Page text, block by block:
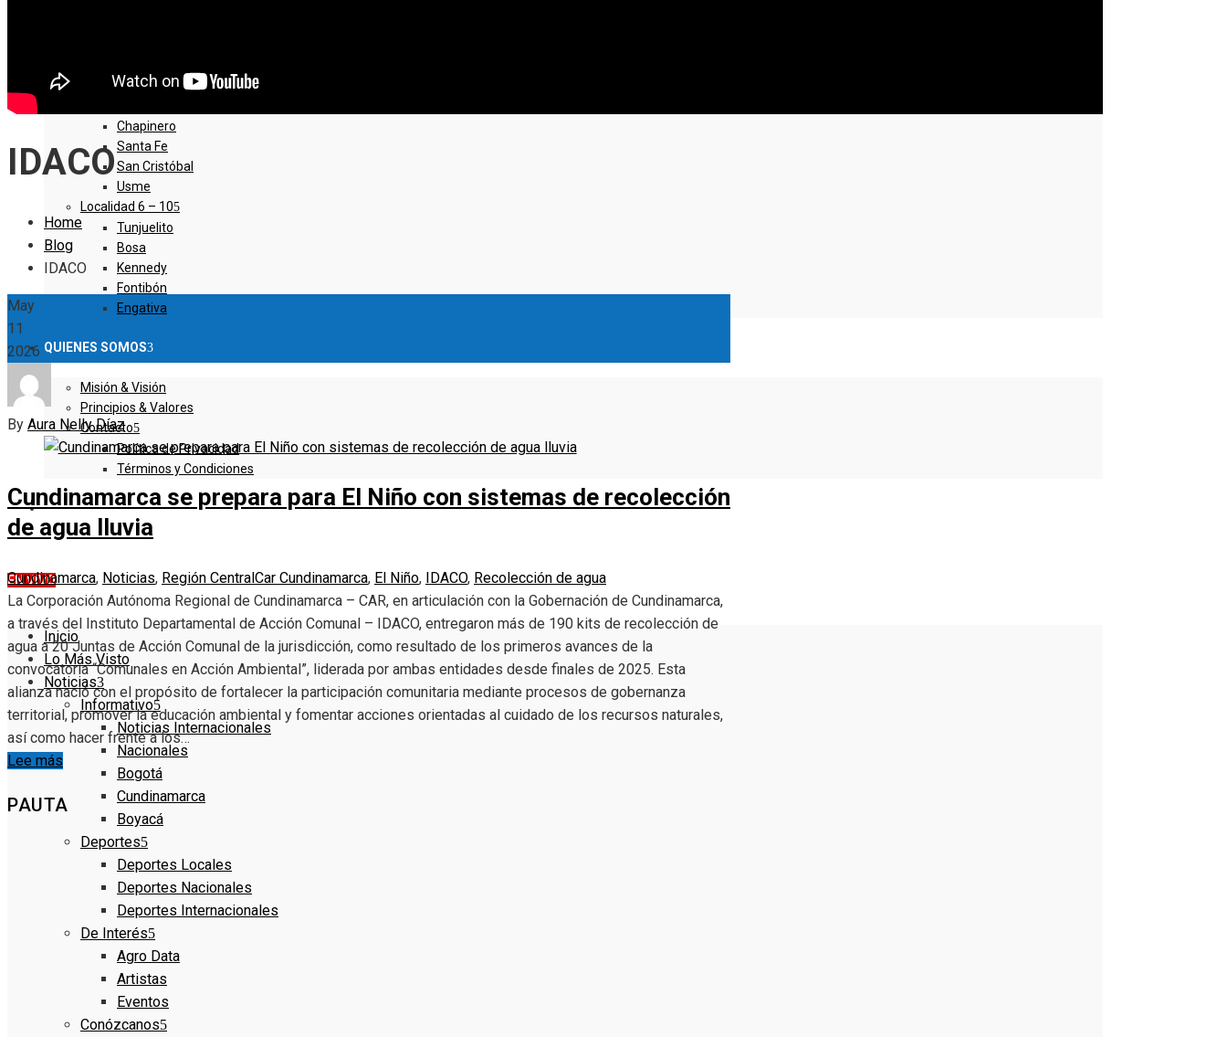
Localidad 1 – 5
Chapinero
Santa Fe
San Cristóbal
Usme
Localidad 6 – 10
Tunjuelito
Bosa
Kennedy
Fontibón
Engativa
QUIENES SOMOS
Misión & Visión
Principios & Valores
Contacto
Política de Privacidad
Términos y Condiciones
DENUNCIE
EN VIVO
Inicio
Lo Más Visto
Noticias
Informativo
Noticias Internacionales
Nacionales
Bogotá
Cundinamarca
Boyacá
Deportes
Deportes Locales
Deportes Nacionales
Deportes Internacionales
De Interés
Agro Data
Artistas
Eventos
Conózcanos
IDACO
Home
Blog
IDACO
May
11
2026
By Aura Nelly Díaz
Cundinamarca se prepara para El Niño con sistemas de recolección
de agua lluvia
Cundinamarca, Noticias, Región CentralCar Cundinamarca, El Niño, IDACO, Recolección de agua
La Corporación Autónoma Regional de Cundinamarca – CAR, en articulación con la Gobernación de Cundinamarca,
a través del Instituto Departamental de Acción Comunal – IDACO, entregaron más de 190 kits de recolección de
agua a 20 Juntas de Acción Comunal de la jurisdicción, como resultado de los primeros avances de la
convocatoria “Comunales en Acción Ambiental”, liderada por ambas entidades desde finales de 2025. Esta
alianza nació con el propósito de fortalecer la participación comunitaria mediante procesos de gobernanza
territorial, promover la educación ambiental y fomentar acciones orientadas al cuidado de los recursos naturales,
así como hacer frente a los…
Lee más
PAUTA